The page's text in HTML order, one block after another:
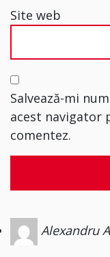
Site web
Salvează-mi
acest navigator
comentez.
Alexandru